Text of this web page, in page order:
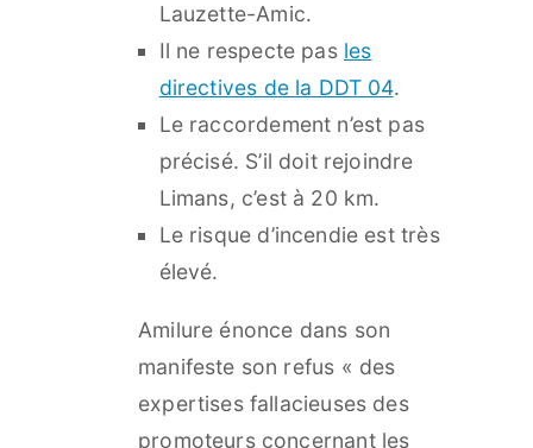
Lauzette-Amic.
Il ne respecte pas les
directives de la DDT 04.
Le raccordement n’est pas
précisé. S’il doit rejoindre
Limans, c’est à 20 km.
Le risque d’incendie est très
élevé.
Amilure énonce dans son
manifeste son refus « des
expertises fallacieuses des
promoteurs concernant les